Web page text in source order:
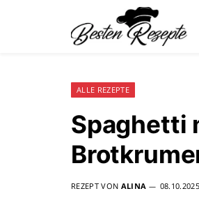
ALLE REZEPTE
Spaghetti
REZEPT VON ALINA